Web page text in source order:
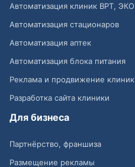
Автоматизация клиник ВРТ, ЭКО
Автоматизация стационаров
Автоматизация аптек
Автоматизация блока питания
Реклама и продвижение клиник
Разработка сайта клиники
Для бизнеса
Партнёрство, франшиза
Размещение рекламы